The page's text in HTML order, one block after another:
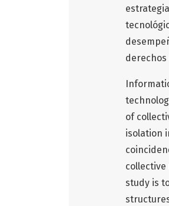
derechos
of
isolation
study is